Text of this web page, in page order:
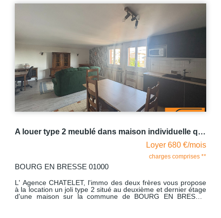
cuisine aménagée et équipée ( vaste piano, hotte, four micro
onde, réfrigérateur et congélateur), buanderie, une vaste
suite parentale avec ses placards muraux, sa salle de bans
avec baignoire, douche à jet, accès à une nouvelle
tropézienne, deux chambres avec placards muraux, accès à
une salle de bains commune pour ces deux chambres et
possibilité d 'accéder par les chambres à une tropézienne et
un bureau. Chauffage individuel gaz - eau chaude produite
par cumulus - climatisation Avec comme dépendances : un
double garage et une cave. Libre au 14.08.2026 mais peut
se libérer rapidement.
A louer type 2 meublé dans maison individuelle quartier calme proche commerces BOURG EN BRESSE
Loyer 680 €/mois
charges comprises **
BOURG EN BRESSE 01000
L' Agence CHATELET, l'immo des deux frères vous propose
à la location un joli type 2 situé au deuxième et dernier étage
d'une maison sur la commune de BOURG EN BRESSE,